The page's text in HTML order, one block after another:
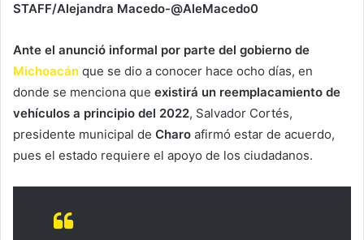
STAFF/Alejandra Macedo-@AleMacedo0
Ante el anunció informal por parte del gobierno de
Michoacán que se dio a conocer hace ocho días, en
donde se menciona que existirá un reemplacamiento de
vehículos a principio del 2022, Salvador Cortés,
presidente municipal de Charo afirmó estar de acuerdo,
pues el estado requiere el apoyo de los ciudadanos.